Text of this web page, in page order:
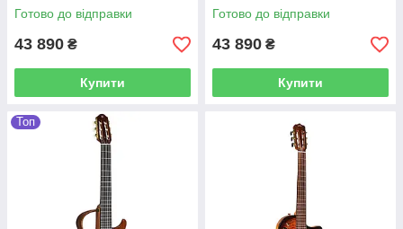
Готово до відправки
43 890 ₴
Купити
Готово до відправки
43 890 ₴
Купити
Топ